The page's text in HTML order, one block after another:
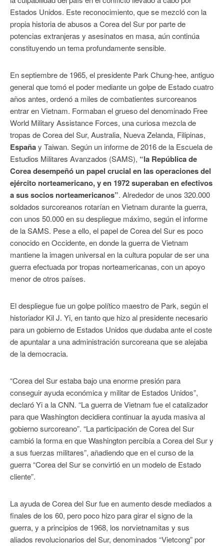
Estados Unidos. Este reconocimiento, que se mezcló con la
propia historia de abusos a Corea del Sur por parte de
potencias extranjeras y asesinatos en masa, aún continúa
constituyendo un tema profundamente sensible.
En septiembre de 1965, el presidente Park Chung-hee, antiguo
general que tomó el poder mediante un golpe de Estado cuatro
años antes, ordenó a miles de combatientes surcoreanos
entrar en Vietnam. Formaban el grueso del denominado Free
World Military Assistance Forces, una curiosa mezcla de
tropas de Corea del Sur, Australia, Nueva Zelanda, Filipinas,
Españay Taiwan. Según un informe de 2016 de la Escuela de
Estudios Militares Avanzados (SAMS), “la República de
Corea desempeñó un papel crucial en las operaciones del
ejército norteamericano, y en 1972 superaban en efectivos
a sus socios norteamericanos”. Alrededor de unos 320.000
soldados surcoreanos rotarían en Vietnam durante la guerra,
con unos 50.000 en su despliegue máximo, según el informe
de la SAMS. Pese a ello, el papel de Corea del Sur es poco
conocido en Occidente, en donde la guerra de Vietnam
mantiene la imagen universal en la cultura popular de ser una
guerra efectuada por tropas norteamericanas, con un apoyo
menor de otros países.
El despliegue fue un golpe político maestro de Park, según el
historiador Kil J. Yi, en tanto que hizo al presidente necesario
para un gobierno de Estados Unidos que dudaba ante el coste
de apuntalar a una administración surcoreana que se alejaba
de la democracia.
“Corea del Sur estaba bajo una enorme presión para
conseguir ayuda económica y militar de Estados Unidos”,
declaró Yi a la CNN. “La guerra de Vietnam fue el catalizador
para que Washington decidiera continuar la ayuda masiva al
gobierno surcoreano”. “La participación de Corea del Sur
cambió la forma en que Washington percibía a Corea del Sur y
a sus fuerzas militares”, añadiendo que en el curso de la
guerra “Corea del Sur se convirtió en un modelo de Estado
cliente”.
La ayuda de Corea del Sur fue en aumento desde mediados a
finales de los 60, pero poco hizo para girar el signo de la
guerra, y a principios de 1968, los norvietnamitas y sus
aliados revolucionarios del Sur, denominados “Vietcong” por